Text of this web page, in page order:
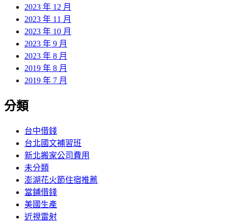
2023 年 12 月
2023 年 11 月
2023 年 10 月
2023 年 9 月
2023 年 8 月
2019 年 8 月
2019 年 7 月
分類
台中借錢
台北國文補習班
新北搬家公司費用
未分類
澎湖花火節住宿推薦
當鋪借錢
美國生產
近視雷射